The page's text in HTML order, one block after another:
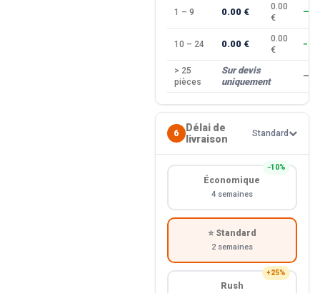
1 – 9 0.00 €
0.00
€
—
10 – 24 0.00 €
0.00
€
> 25
pièces
Sur devis
uniquement
—
6
Délai de
livraison
Standard
−10%
Économique
4 semaines
⭐ Standard
2 semaines
+25%
Rush